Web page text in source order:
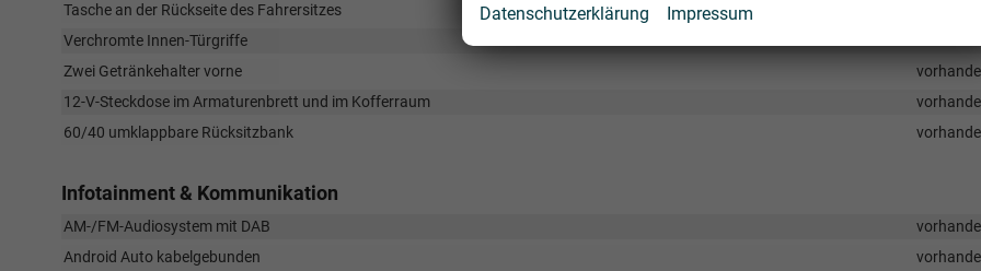
Tasche an der Rückseite des Fahrersitzes
Verchromte Innen-Türgriffe
Zwei Getränkehalter vorne
12-V-Steckdose im Armaturenbrett und im Kofferraum
60/40 umklappbare Rücksitzbank
Infotainment & Kommunikation
AM-/FM-Audiosystem mit DAB
Android Auto kabelgebunden
Datenschutzerklärung Impressum